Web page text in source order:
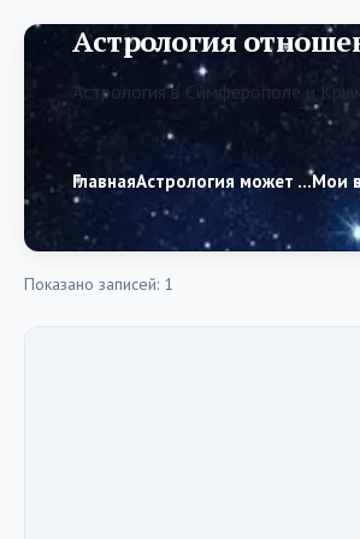
Астрология
Астрология в Симферополе и
ГлавнаяАстрология может …Мои
Показано записей: 1